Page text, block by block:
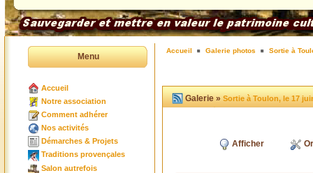
Menu
Accueil
Notre association
Comment adhérer
Nos activités
Démarches & Projets
Traditions provençales
Salon autrefois
Accueil Galerie photos Sortie à
Galerie »Sortie à Toulon, le 17
Afficher